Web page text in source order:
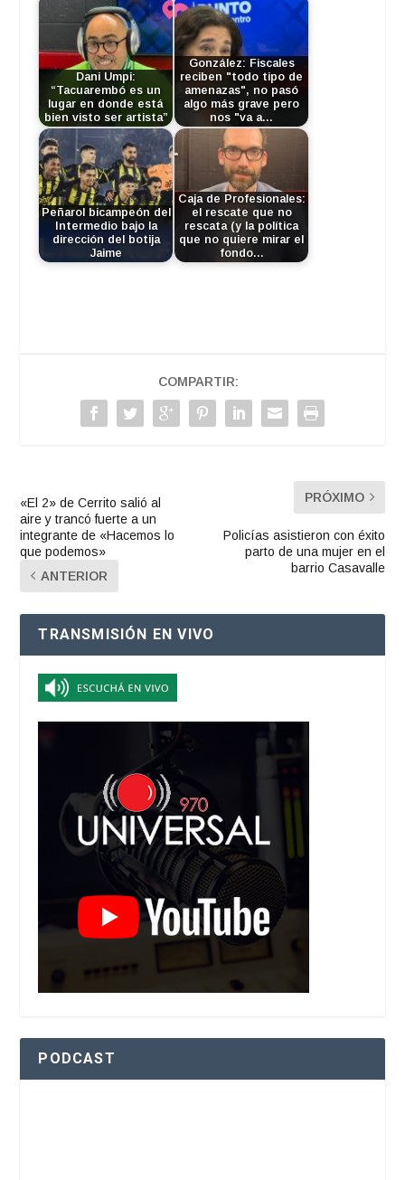
Dani Umpi:
“Tacuarembó es un
lugar en donde está
bien visto ser artista”
González: Fiscales
reciben "todo tipo de
amenazas", no pasó
algo más grave pero
nos "va a…
Peñarol bicampeón del
Intermedio bajo la
dirección del botija
Jaime
Caja de Profesionales:
el rescate que no
rescata (y la política
que no quiere mirar el
fondo…
COMPARTIR:
«El 2» de Cerrito salió al
aire y trancó fuerte a un
integrante de «Hacemos lo
que podemos»
ANTERIOR
PRÓXIMO
Policías asistieron con éxito
parto de una mujer en el
barrio Casavalle
TRANSMISIÓN EN VIVO
PODCAST